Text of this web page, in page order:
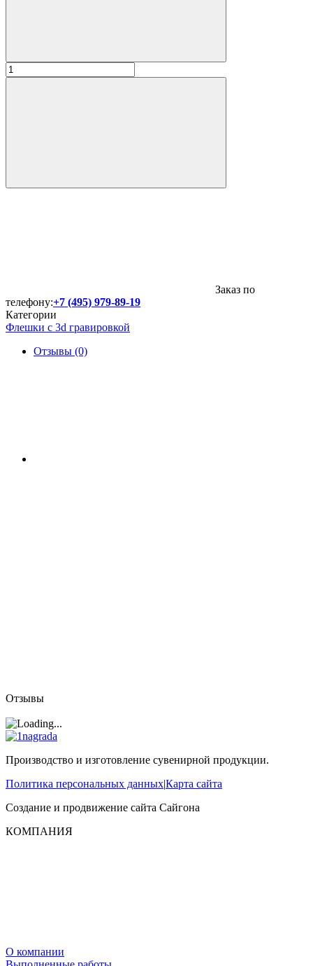
Заказ по
телефону:+7 (495) 979-89-19
Категории
Флешки с 3d гравировкой
Отзывы (0)
Отзывы
Производство и изготовление сувенирной продукции.
Политика персональных данных|Карта сайта
Создание и продвижение сайта Сайгона
КОМПАНИЯ
О компании